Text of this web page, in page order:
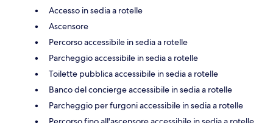
Accesso in sedia a rotelle
Ascensore
Percorso accessibile in sedia a rotelle
Parcheggio accessibile in sedia a rotelle
Toilette pubblica accessibile in sedia a rotelle
Banco del concierge accessibile in sedia a rotelle
Parcheggio per furgoni accessibile in sedia a rotelle